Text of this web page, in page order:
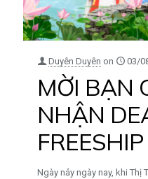
Duyên Duyên on 03/
MỜI BẠN
NHẬN
FREESHIP
Ngày nảy ngày nay, khi Thị